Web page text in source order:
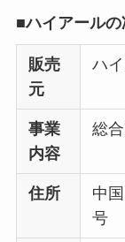
■ハイアール
販売
元
ハ
事業
内容
総
住所
中
号